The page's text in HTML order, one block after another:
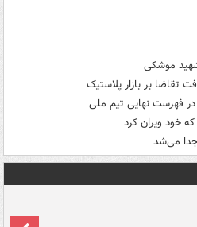
شهید موشکی
تقاضا بر بازار پلاستیک
خود ویران کرد
جدا می‌شد